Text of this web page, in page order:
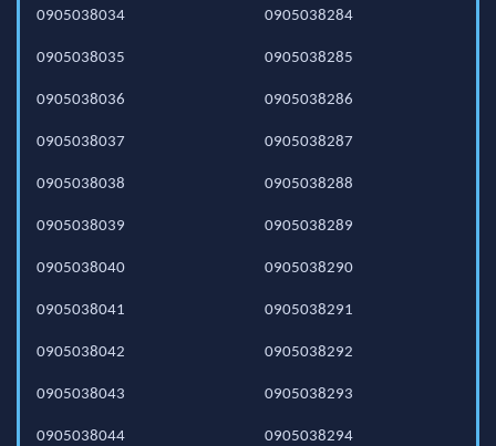
0905038034
0905038035
0905038036
0905038037
0905038038
0905038039
0905038040
0905038041
0905038042
0905038043
0905038044
0905038284
0905038285
0905038286
0905038287
0905038288
0905038289
0905038290
0905038291
0905038292
0905038293
0905038294